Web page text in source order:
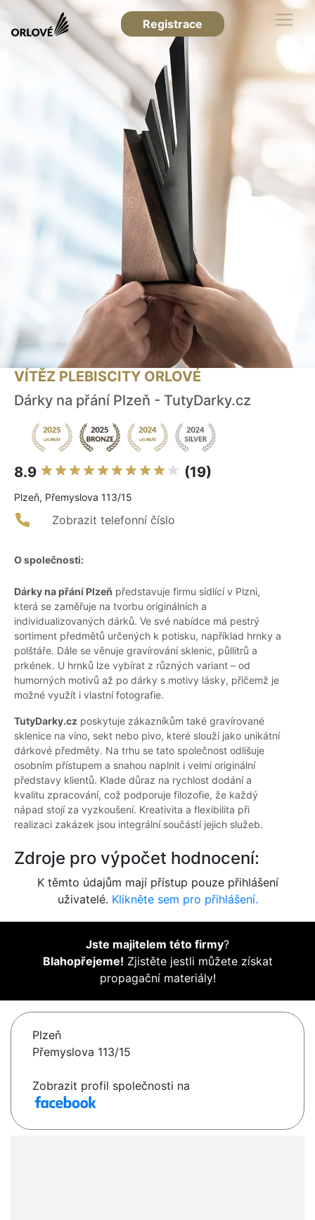
Registrace
VÍTĚZ PLEBISCITY ORLOVÉ
Dárky na přání Plzeň - TutyDarky.cz
8.9 (19)
Plzeň, Přemyslova 113/15
Zobrazit telefonní číslo
O společnosti:
Dárky na přání Plzeň představuje firmu sídlící v Plzni,
která se zaměřuje na tvorbu originálních a
individualizovaných dárků. Ve své nabídce má pestrý
sortiment předmětů určených k potisku, například hrnky a
polštáře. Dále se věnuje gravírování sklenic, půllitrů a
prkének. U hrnků lze vybírat z různých variant – od
humorných motivů až po dárky s motivy lásky, přičemž je
možné využít i vlastní fotografie.
TutyDarky.cz poskytuje zákazníkům také gravírované
sklenice na víno, sekt nebo pivo, které slouží jako unikátní
dárkové předměty. Na trhu se tato společnost odlišuje
osobním přístupem a snahou naplnit i velmi originální
představy klientů. Klade důraz na rychlost dodání a
kvalitu zpracování, což podporuje filozofie, že každý
nápad stojí za vyzkoušení. Kreativita a flexibilita při
realizaci zakázek jsou integrální součástí jejich služeb.
Zdroje pro výpočet hodnocení:
K těmto údajům mají přístup pouze přihlášení
uživatelé. Klikněte sem pro přihlášení.
Jste majitelem této firmy?
Blahopřejeme! Zjistěte jestli můžete získat
propagační materiály!
Plzeň
Přemyslova 113/15
Zobrazit profil společnosti na